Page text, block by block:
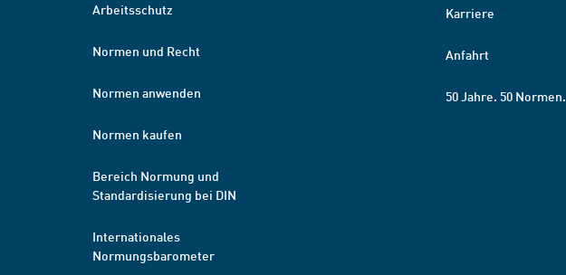
Arbeitsschutz
Normen und Recht
Normen anwenden
Normen kaufen
Bereich Normung und
Standardisierung bei DIN
Internationales
Normungsbarometer
Karriere
Anfahrt
50 Jahre. 50 Normen.